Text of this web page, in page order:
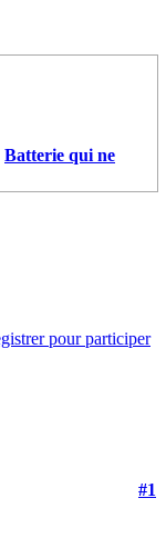
Batterie qui ne
pour participer
#1